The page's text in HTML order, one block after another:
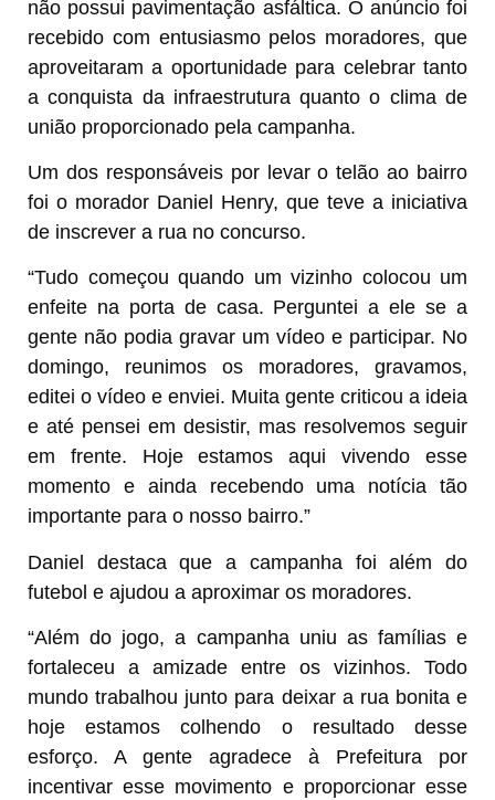
não possui pavimentação asfáltica. O anúncio foi
recebido com entusiasmo pelos moradores, que
aproveitaram a oportunidade para celebrar tanto
a conquista da infraestrutura quanto o clima de
união proporcionado pela campanha.
Um dos responsáveis por levar o telão ao bairro
foi o morador Daniel Henry, que teve a iniciativa
de inscrever a rua no concurso.
“Tudo começou quando um vizinho colocou um
enfeite na porta de casa. Perguntei a ele se a
gente não podia gravar um vídeo e participar. No
domingo, reunimos os moradores, gravamos,
editei o vídeo e enviei. Muita gente criticou a ideia
e até pensei em desistir, mas resolvemos seguir
em frente. Hoje estamos aqui vivendo esse
momento e ainda recebendo uma notícia tão
importante para o nosso bairro.”
Daniel destaca que a campanha foi além do
futebol e ajudou a aproximar os moradores.
“Além do jogo, a campanha uniu as famílias e
fortaleceu a amizade entre os vizinhos. Todo
mundo trabalhou junto para deixar a rua bonita e
hoje estamos colhendo o resultado desse
esforço. A gente agradece à Prefeitura por
incentivar esse movimento e proporcionar esse